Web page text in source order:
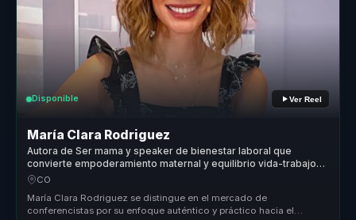
Disponible Ver Reel
María Clara Rodriguez
Autora de Ser mama y speaker de bienestar laboral que
convierte empoderamiento maternal y equilibrio vida-trabajo
en resiliencia para equipos.
CO
María Clara Rodriguez se distingue en el mercado de
conferencistas por su enfoque auténtico y práctico hacia el